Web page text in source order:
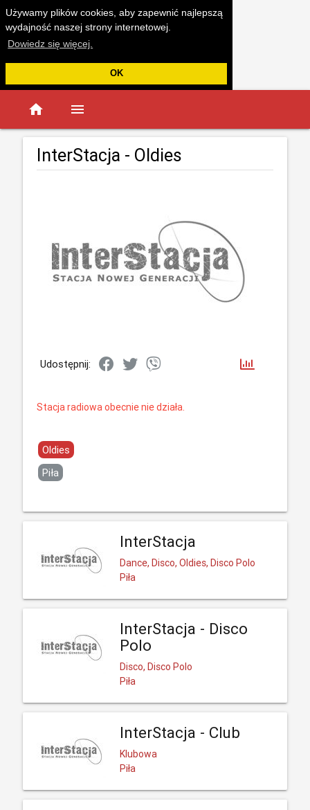
Używamy plików cookies, aby zapewnić najlepszą
wydajność naszej strony internetowej.
Dowiedz się więcej.
OK
home menu
InterStacja - Oldies
Udostępnij:
Stacja radiowa obecnie nie działa.
Oldies
Piła
InterStacja
Dance, Disco, Oldies, Disco Polo
Piła
InterStacja - Disco
Polo
Disco, Disco Polo
Piła
InterStacja - Club
Klubowa
Piła